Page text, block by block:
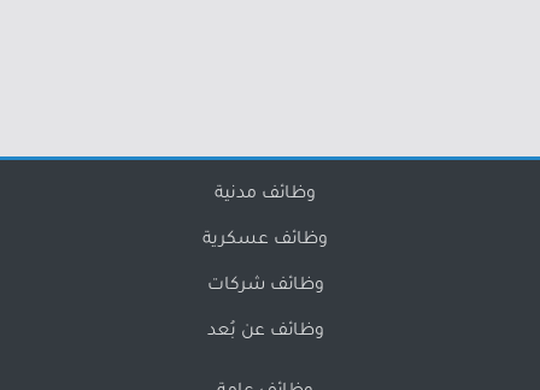
وظائف مدنية
وظائف عسكرية
وظائف شركات
وظائف عن بُعد